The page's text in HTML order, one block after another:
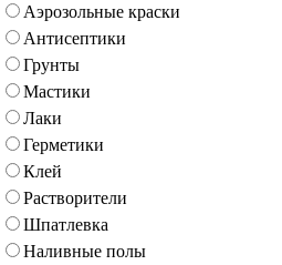
Аэрозольные краски
Антисептики
Грунты
Мастики
Лаки
Герметики
Клей
Растворители
Шпатлевка
Наливные полы